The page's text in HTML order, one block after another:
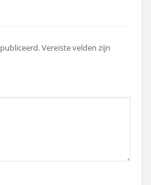
Vereiste velden zijn